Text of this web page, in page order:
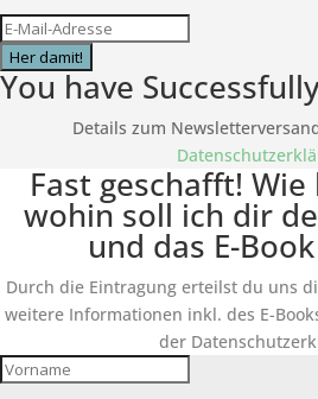
Her damit!
You have
Details zum
Fast geschafft!
wohin soll ich dir
und das E-
Durch die Eintragung erteilst du uns
weitere Informationen inkl. des E-
der